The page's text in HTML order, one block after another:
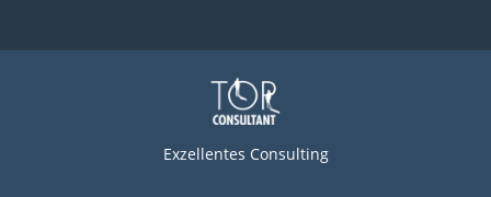
Exzellentes Consulting